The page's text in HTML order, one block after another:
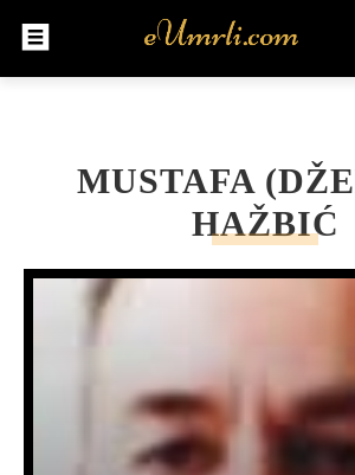
MUSTAFA
HAŽBIĆ